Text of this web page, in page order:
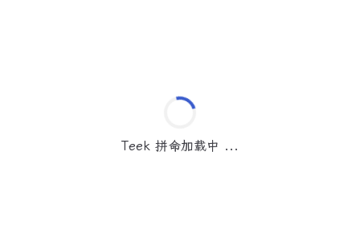
Teek 拼命加载中 ...